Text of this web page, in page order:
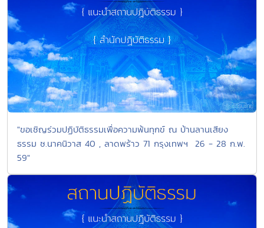
"ขอเชิญร่วมปฏิบัติธรรมเพื่อความพ้นทุกข์ ณ บ้านลานเสียง
ธรรม ซ.นาคนิวาส 40 , ลาดพร้าว 71 กรุงเทพฯ 26 - 28 ก.พ.
59"